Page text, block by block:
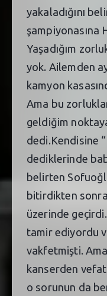
yakaladığını
şampiyonasına
Yaşadığım
yok. Ailemden
kamyon
Ama bu
geldiğim
dedi.Kendisine
dediklerinde
belirten
bitirdikten
üzerinde
tamir ediyordu
vakfetmişti. Ama
kanserden
o sorunun da